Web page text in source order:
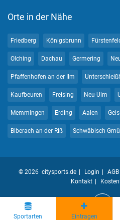
Orte in der Nähe
Friedberg Königsbrunn
Olching Dachau Germering
Pfaffenhofen an der Ilm
Kaufbeuren Freising Neu-Ulm
Memmingen Erding Aalen
Biberach an der Riß Schwäbisch
© 2026 citysports.de Login AGB
Kontakt
Sportarten Eintragen